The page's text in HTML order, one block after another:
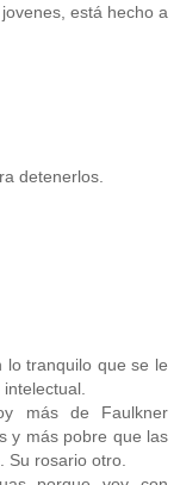
está hecho a
detenerlos.
lo tranquilo que se le
más de Faulkner
y más pobre que las
Su rosario otro.